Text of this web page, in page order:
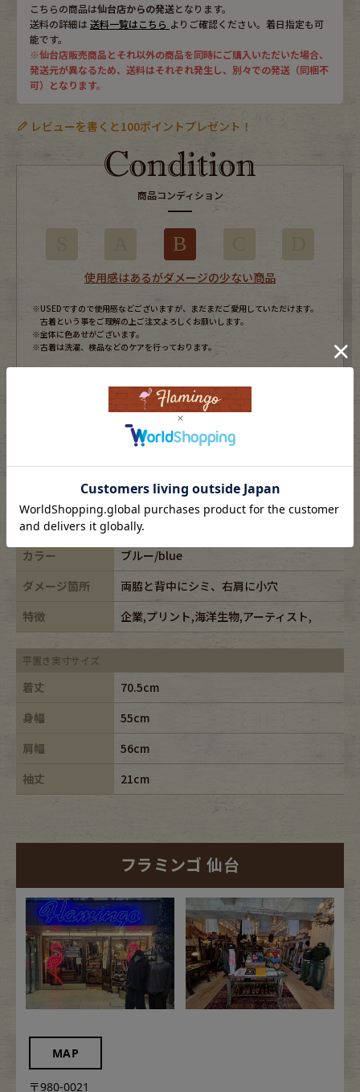
こちらの商品は仙台店からの発送となります。
送料の詳細は 送料一覧はこちら よりご確認ください。着日指定も可
能です。
※仙台店販売商品とそれ以外の商品を同時にご購入いただいた場合、
発送元が異なるため、送料はそれぞれ発生し、別々での発送（同梱不
可）となります。
レビューを書くと100ポイントプレゼント！
商品コンディション
B
使用感はあるがダメージの少ない商品
※USEDですので使用感などございますが、まだまだご愛用していただけます。
古着という事をご理解の上ご注文よろしくお願いします。
※全体に色あせがございます。
※古着は洗濯、検品などのケアを行っております。
XL
ブランド
Guy Harvey
-
年代
-
カラー
ブルー/blue
ダメージ箇所
両脇と背中にシミ、右肩に小穴
特徴
企業,プリント,海洋生物,アーティスト,
平置き実寸サイズ
着丈
70.5cm
身幅
55cm
肩幅
56cm
袖丈
21cm
フラミンゴ 仙台
MAP
〒980-0021